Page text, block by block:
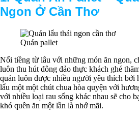
Ngon Ở Cần Thơ
Quán pallet
Nổi tiềng từ lâu với những món ăn ngon,
luôn thu hút đông đảo thực khách ghé
quán luôn được nhiều người yêu thích bởi
lẩu một một chút chua hòa quyện với
với nhiều loại rau sống khác nhau sẽ cho
khó quên ăn một lần là nhớ mãi.